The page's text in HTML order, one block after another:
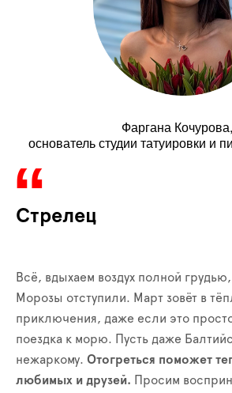
Фаргана Кочурова,
основатель студии татуировки и
Стрелец
Всё, вдыхаем воздух полной
Морозы отступили. Март зовёт в
приключения, даже если это
поездка к морю. Пусть даже
нежаркому. Отогреться поможет
любимых и друзей. Просим